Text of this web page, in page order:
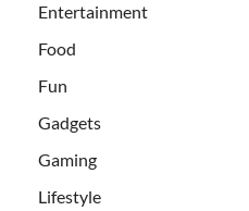
Entertainment
Food
Fun
Gadgets
Gaming
Lifestyle